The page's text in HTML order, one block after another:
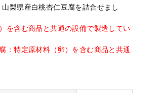
梨県産白桃杏仁豆腐を詰合せまし
を含む商品と共通の設備で製造してい
：特定原材料（卵）を含む商品と共通